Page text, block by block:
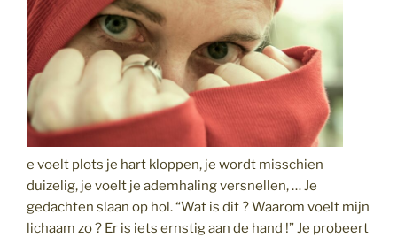
e voelt plots je hart kloppen, je wordt misschien
duizelig, je voelt je ademhaling versnellen, … Je
gedachten slaan op hol. “Wat is dit ? Waarom voelt mijn
lichaam zo ? Er is iets ernstig aan de hand !” Je probeert